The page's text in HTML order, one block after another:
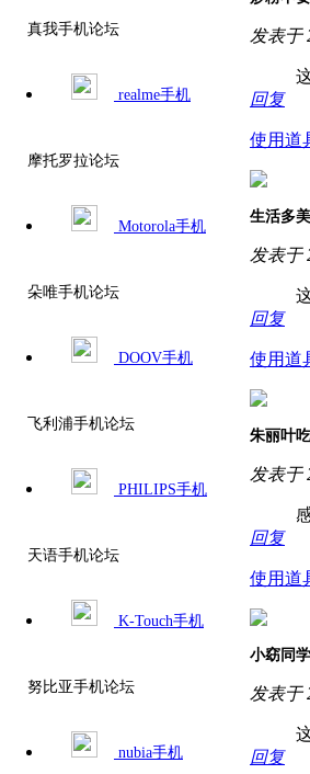
真我手机论坛
realme手机
摩托罗拉论坛
Motorola手机
朵唯手机论坛
DOOV手机
飞利浦手机论坛
PHILIPS手机
天语手机论坛
K-Touch手机
努比亚手机论坛
nubia手机
发表于
回复
使用道
生活多
发表于
回复
使用道
朱丽叶
发表于
回复
使用道
小窈同学
发表于
回复